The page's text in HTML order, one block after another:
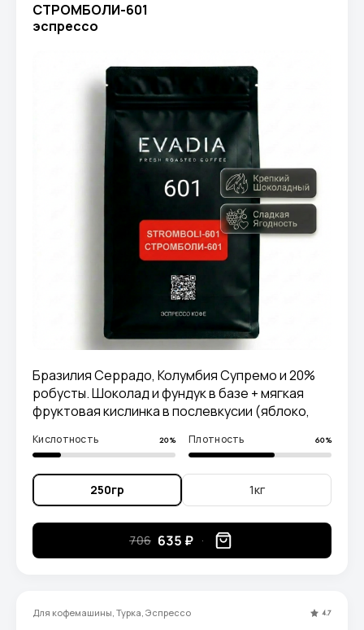
СТРОМБОЛИ-601
эспрессо
Бразилия Серрадо, Колумбия Супремо и 20%
робусты. Шоколад и фундук в базе + мягкая
фруктовая кислинка в послевкусии (яблоко,
чашка.
Кислотность 20% Плотность 60%
250гр 1кг
706 635 ₽
Для кофемашины, Турка, Эспрессо 4.7